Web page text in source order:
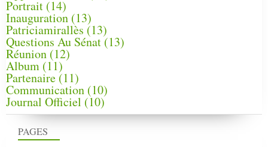
PAGES
Portrait (14)
Inauguration (13)
Patriciamirallès (13)
Questions Au Sénat(13)
Réunion (12)
Album (11)
Partenaire(11)
Communication (10)
Journal Officiel (10)